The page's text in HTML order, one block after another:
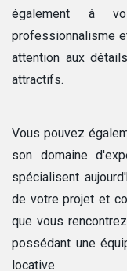
également à
professionnalisme
attention aux
attractifs.
Vous pouvez
son domaine
spécialisent
de votre projet et
que vous
possédant une
locative.